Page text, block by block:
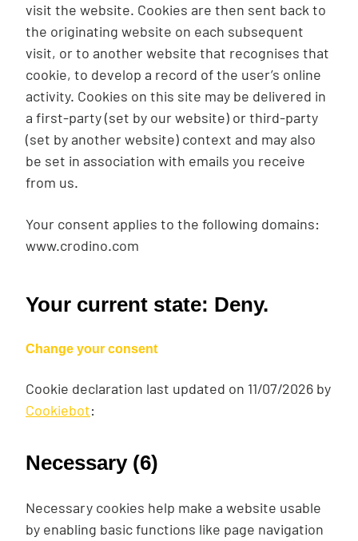
visit the website. Cookies are then sent back to
the originating website on each subsequent
visit, or to another website that recognises that
cookie, to develop a record of the user’s online
activity. Cookies on this site may be delivered in
a first-party (set by our website) or third-party
(set by another website) context and may also
be set in association with emails you receive
from us.
Your consent applies to the following domains:
www.crodino.com
Your current state: Deny.
Change your consent
Cookie declaration last updated on 11/07/2026 by
Cookiebot:
Necessary (6)
Necessary cookies help make a website usable
by enabling basic functions like page navigation